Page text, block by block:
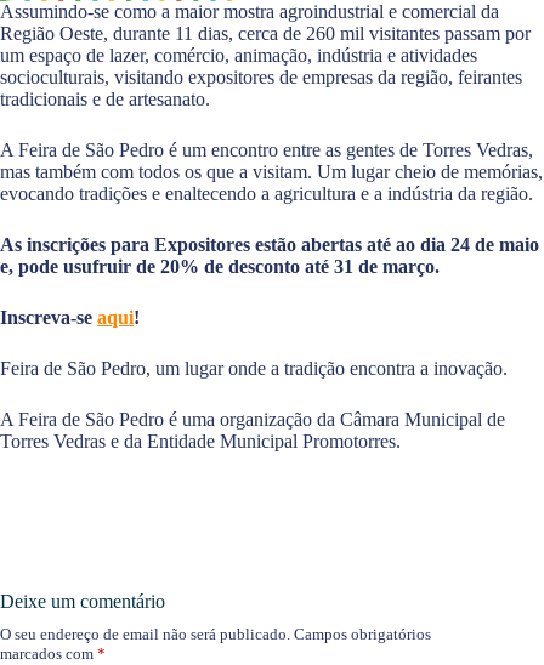
Assumindo-se como a maior mostra agroindustrial e comercial da
Região Oeste, durante 11 dias, cerca de 260 mil visitantes passam por
um espaço de lazer, comércio, animação, indústria e atividades
socioculturais, visitando expositores de empresas da região, feirantes
tradicionais e de artesanato.
A Feira de São Pedro é um encontro entre as gentes de Torres Vedras,
mas também com todos os que a visitam. Um lugar cheio de memórias,
evocando tradições e enaltecendo a agricultura e a indústria da região.
As inscrições para Expositores estão abertas até ao dia 24 de maio
e, pode usufruir de 20% de desconto até 31 de março.
Inscreva-se aqui!
Feira de São Pedro, um lugar onde a tradição encontra a inovação.
A Feira de São Pedro é uma organização da Câmara Municipal de
Torres Vedras e da Entidade Municipal Promotorres.
Deixe um comentário
O seu endereço de email não será publicado. Campos obrigatórios
marcados com *